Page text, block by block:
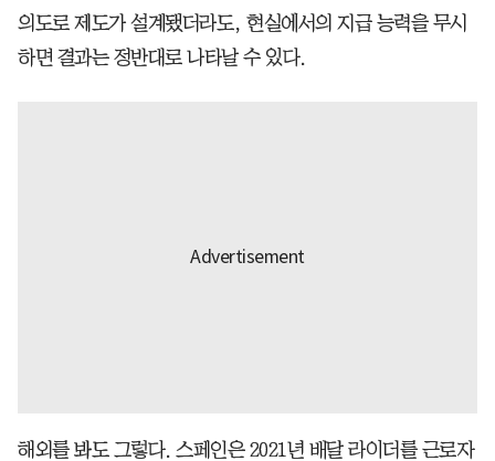
의도로 제도가 설계됐더라도, 현실에서의 지급 능력을 무시
하면 결과는 정반대로 나타날 수 있다.
해외를 봐도 그렇다. 스페인은 2021년 배달 라이더를 근로자